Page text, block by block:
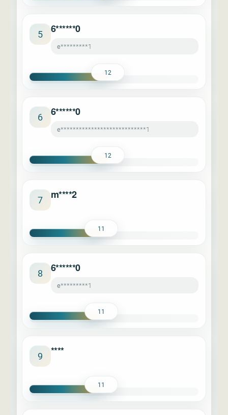
5 6******0
e*********1
12
6 6******0
e****************************1
12
7 m****2
11
8 6******0
e*********1
11
9 ****
11